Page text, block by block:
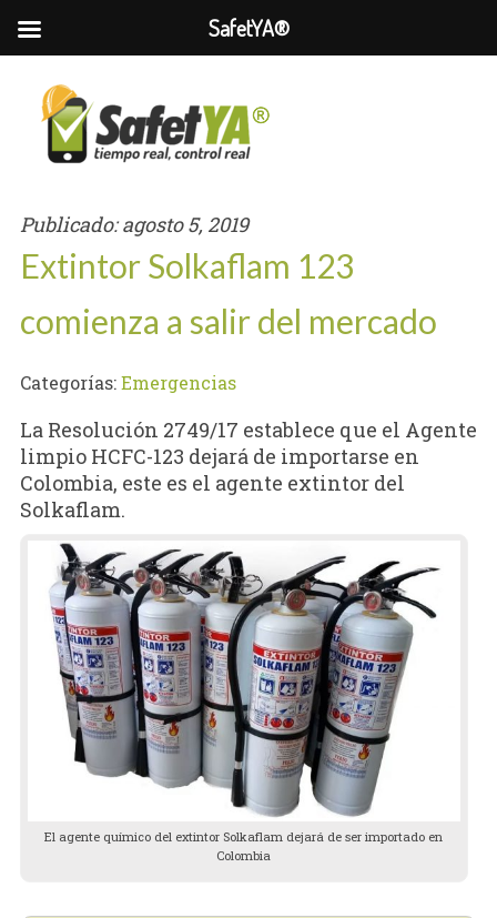
Publicado:agosto 5, 2019
Extintor Solkaflam 123
comienza a salir del mercado
Categorías:Emergencias
La Resolución 2749/17 establece que el Agente
limpio HCFC-123 dejará de importarse en
Colombia, este es el agente extintor del
Solkaflam.
El agente químico del extintor Solkaflam dejará de ser importado en
Colombia
SafetYA®